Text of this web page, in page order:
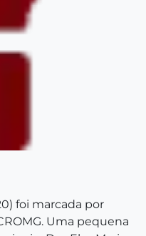
foi marcada por
Uma pequena